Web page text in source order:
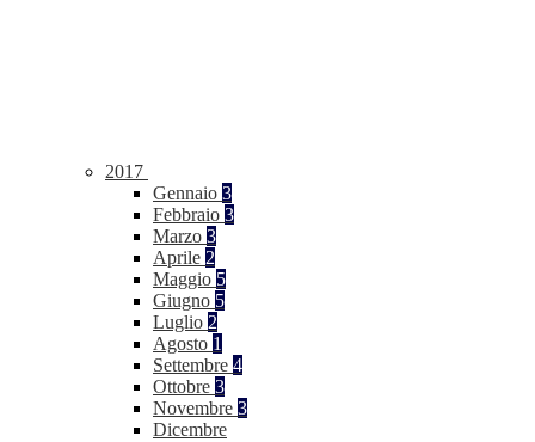
2017
Gennaio 3
Febbraio 3
Marzo 3
Aprile 2
Maggio 5
Giugno 5
Luglio 2
Agosto 1
Settembre 4
Ottobre 3
Novembre 3
Dicembre